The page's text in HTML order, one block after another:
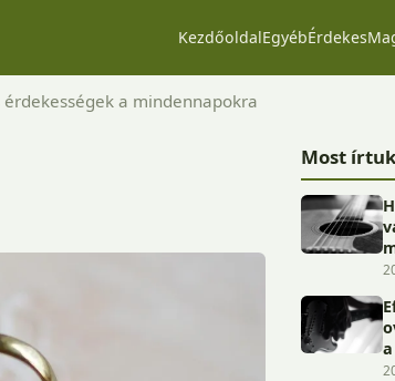
KezdőoldalEgyébÉrdekes
a mindennapokra
Most írtuk